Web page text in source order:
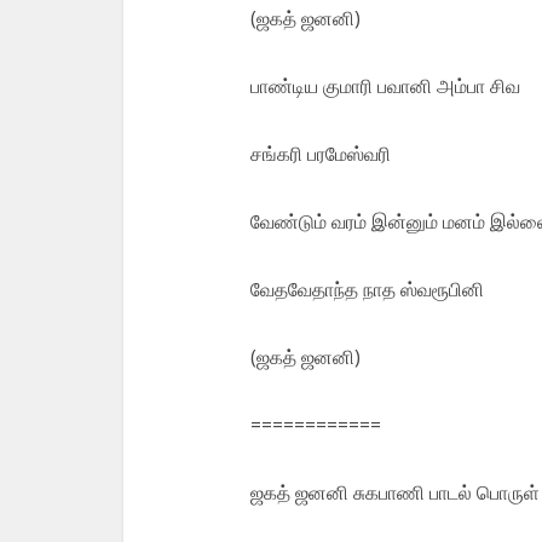
(ஜகத் ஜனனி)
பாண்டிய குமாரி பவானி அம்பா சிவ
சங்கரி பரமேஸ்வரி
வேண்டும் வரம் இன்னும் மனம்
வேதவேதாந்த நாத ஸ்வரூபினி
(ஜகத் ஜனனி)
============
ஜகத் ஜனனி சுகபாணி பாடல் பொருள்